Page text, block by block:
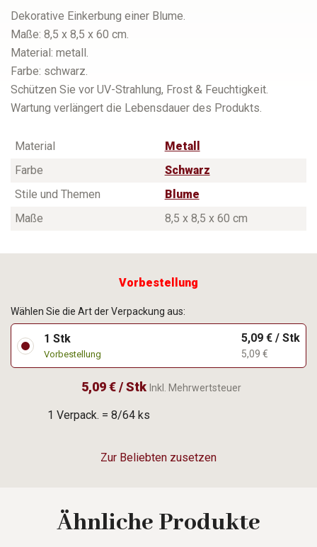
Dekorative Einkerbung einer Blume.
Maße: 8,5 x 8,5 x 60 cm.
Material: metall.
Farbe: schwarz.
Schützen Sie vor UV-Strahlung, Frost & Feuchtigkeit.
Wartung verlängert die Lebensdauer des Produkts.
Material
Metall
Farbe
Schwarz
Stile und Themen
Blume
Maße
8,5 x 8,5 x 60 cm
Vorbestellung
1 Verpack. = 8/64 ks
Zur Beliebten zusetzen
Wählen Sie die Art der Verpackung aus:
1 Stk
Vorbestellung
5,09 € / Stk
5,09 €
5,09 € / Stk Inkl. Mehrwertsteuer
Ähnliche Produkte